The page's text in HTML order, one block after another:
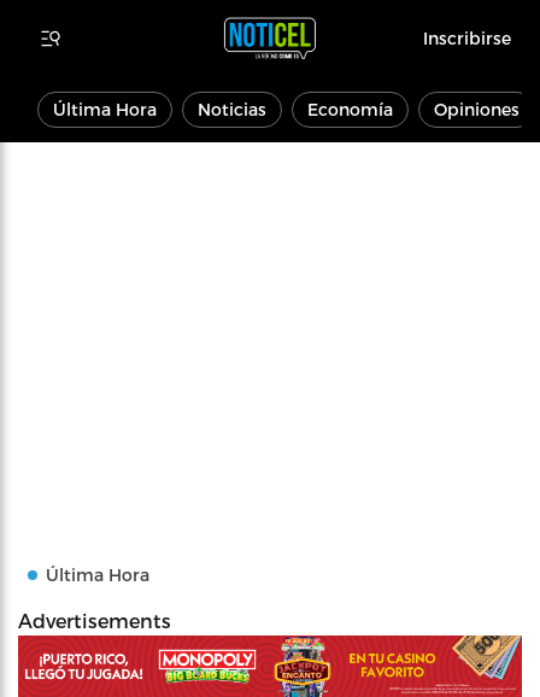
Inscribirse
Última Hora Noticias Economía Opiniones
Última Hora
Advertisements